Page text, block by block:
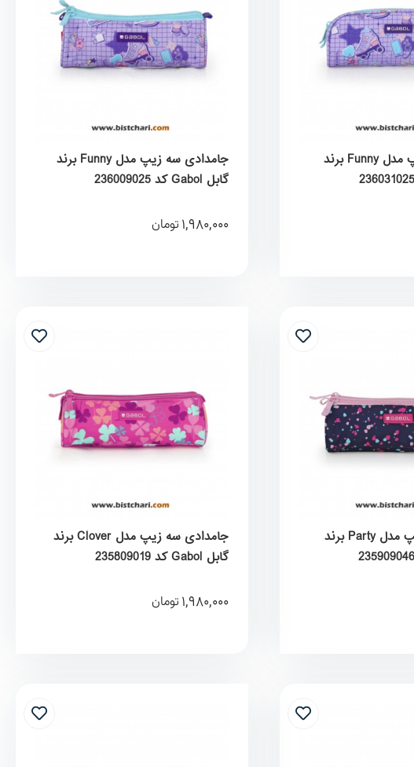
جامدادی دو زیپ مدل Funny برند
جامدادی سه زیپ مدل Funny برند
گابل Gabol کد 236009025
1,980,000 تومان
جامدادی سه زیپ مدل Party برند
جامدادی سه زیپ مدل Clover برند
گابل Gabol کد 235809019
1,980,000 تومان